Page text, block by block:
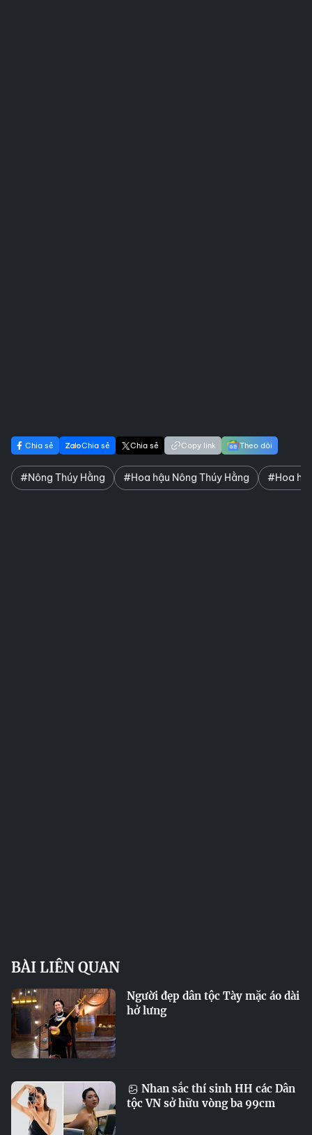
Chia sẻ Chia sẻ Chia sẻ Copy link Theo dõi
#Nông Thúy Hằng #Hoa hậu Nông Thúy Hằng #Hoa
BÀI LIÊN QUAN
Người đẹp dân tộc Tày mặc áo dài
hở lưng
Nhan sắc thí sinh HH các Dân
tộc VN sở hữu vòng ba 99cm